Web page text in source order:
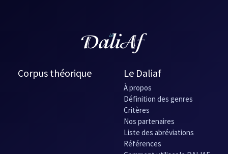
Corpus théorique Le Daliaf
À propos
Définition des genres
Critères
Nos partenaires
Liste des abréviations
Références